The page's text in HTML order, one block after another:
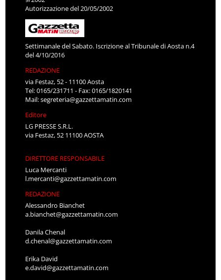
Autorizzazione del 20/05/2002
Settimanale del Sabato. Iscrizione al Tribunale di Aosta n.4
del 4/10/2016
REDAZIONE
via Festaz, 52 - 11100 Aosta
Tel: 0165/231711 - Fax: 0165/1820141
Mail:segreteria@gazzettamatin.com
Editore
LG PRESSE S.R.L.
via Festaz, 52 11100 AOSTA
DIRETTORE RESPONSABILE
Luca Mercanti
l.mercanti@gazzettamatin.com
REDAZIONE
Alessandro Bianchet
a.bianchet@gazzettamatin.com
Danila Chenal
d.chenal@gazzettamatin.com
Erika David
e.david@gazzettamatin.com